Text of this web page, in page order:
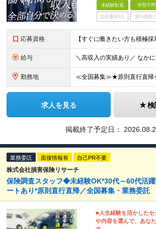
未経験歓迎 学歴不問
完全週休2日 賞与複数月
応募資格
給与
勤務地
求人を見る 検
掲載終了予定日：
業務委託 面接情報有 自己PR不要
株式会社損害保険リサーチ
保険調査スタッフ◆未経験OK*30代～60代活
ートあり*原則直行直帰／全国募集・業務委託
■人生経験を活かした
や内容を選んで、あな